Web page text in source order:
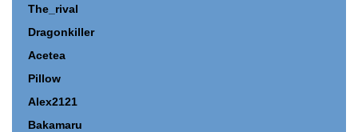
The_rival
Dragonkiller
Acetea
Pillow
Alex2121
Bakamaru